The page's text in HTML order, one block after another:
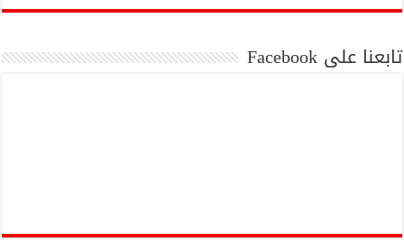
تابعنا على Facebook